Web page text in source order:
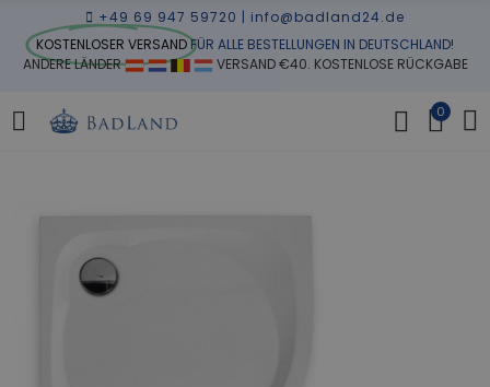
+49 69 947 59720 | info@badland24.de
KOSTENLOSER VERSANDFÜR ALLE BESTELLUNGEN IN DEUTSCHLAND!
ANDERE LÄNDER
VERSAND €40. KOSTENLOSE RÜCKGABE
0